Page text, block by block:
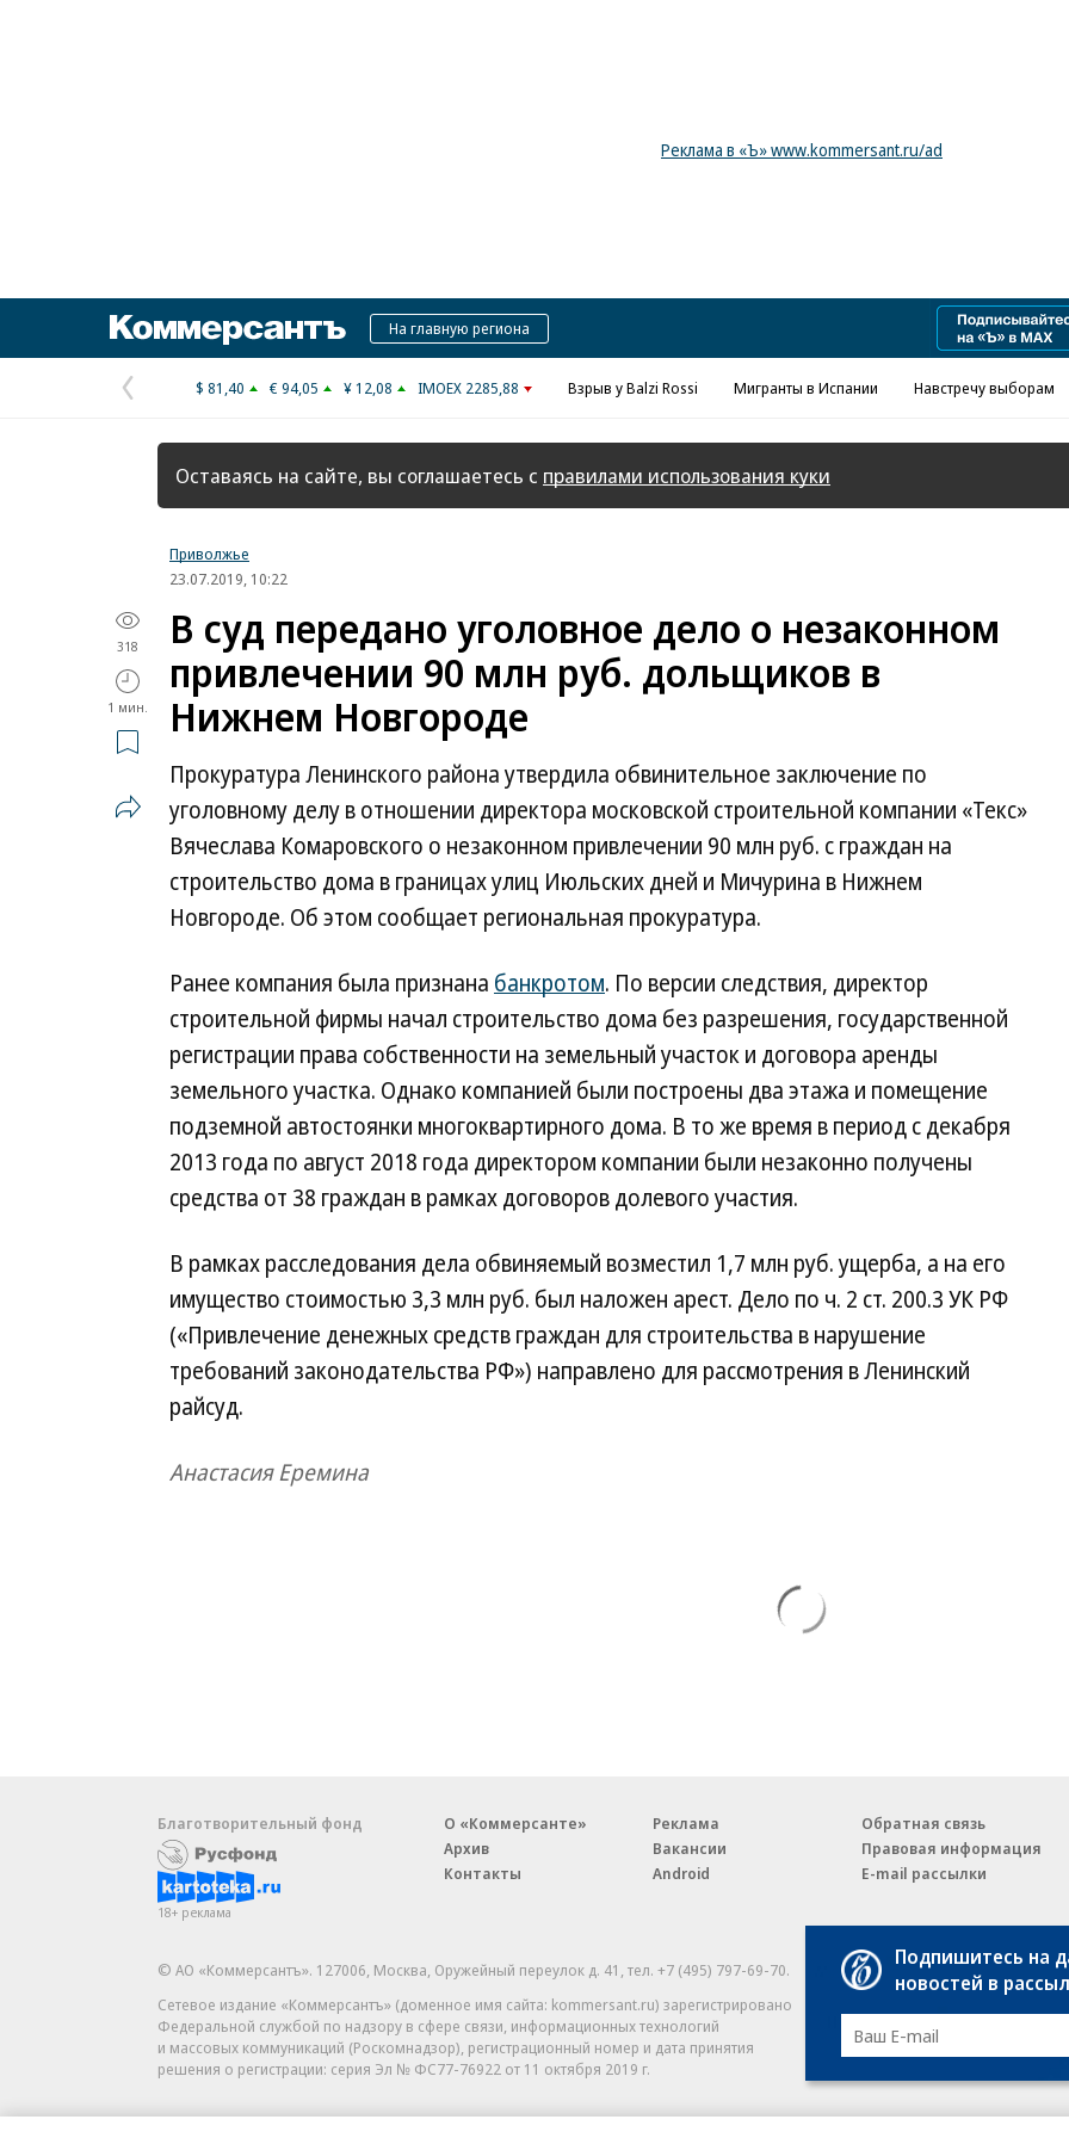
Реклама в «Ъ» www.kommersant.ru/ad
КоммерсантъНа главную региона
Предыдущая
страница
$ 81,40 € 94,05 ¥ 12,08 IMOEX 2285,88 Взрыв у Balzi Rossi Мигранты в Испании Навстречу выборам
Оставаясь на сайте, вы соглашаетесь с правилами использования куки
Приволжье
23.07.2019, 10:22
318
1 мин.
В суд передано уголовное дело о незаконном
привлечении 90 млн руб. дольщиков в
Нижнем Новгороде
Прокуратура Ленинского района утвердила обвинительное заключение по
уголовному делу в отношении директора московской строительной компании «Текс»
Вячеслава Комаровского о незаконном привлечении 90 млн руб. с граждан на
строительство дома в границах улиц Июльских дней и Мичурина в Нижнем
Новгороде. Об этом сообщает региональная прокуратура.
Ранее компания была признана банкротом. По версии следствия, директор
строительной фирмы начал строительство дома без разрешения, государственной
регистрации права собственности на земельный участок и договора аренды
земельного участка. Однако компанией были построены два этажа и помещение
подземной автостоянки многоквартирного дома. В то же время в период с декабря
2013 года по август 2018 года директором компании были незаконно получены
средства от 38 граждан в рамках договоров долевого участия.
В рамках расследования дела обвиняемый возместил 1,7 млн руб. ущерба, а на его
имущество стоимостью 3,3 млн руб. был наложен арест. Дело по ч. 2 ст. 200.3 УК РФ
(«Привлечение денежных средств граждан для строительства в нарушение
требований законодательства РФ») направлено для рассмотрения в Ленинский
райсуд.
Анастасия Еремина
Благотворительный фонд
18+ реклама
О «Коммерсанте»
Архив
Контакты
Реклама
Вакансии
Android
Обратная связь
Правовая информация
E-mail рассылки
© АО «Коммерсантъ». 127006, Москва, Оружейный переулок д. 41,тел. +7 (495) 797-69-70.
Сетевое издание «Коммерсантъ» (доменное имя сайта: kommersant.ru) зарегистрировано
Федеральной службой по надзору в сфере связи, информационных технологий
и массовых коммуникаций (Роскомнадзор), регистрационный номер и дата принятия
решения о регистрации: серия Эл № ФС77-76922 от 11 октября 2019 г.
Партнерские проекты/
«Промо» и «Официальное
На kommersant.ru
Подпишитесь на
новостей в